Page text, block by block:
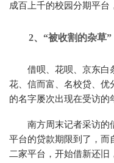
成百上千的校园分期平台
2、 “被收割的杂草”
借呗、花呗、京东白
花、信而富、名校贷、优
的名字屡次出现在受访的
南方周末记者采访的
平台的贷款期限到了，而
二家平台，开始借新还旧